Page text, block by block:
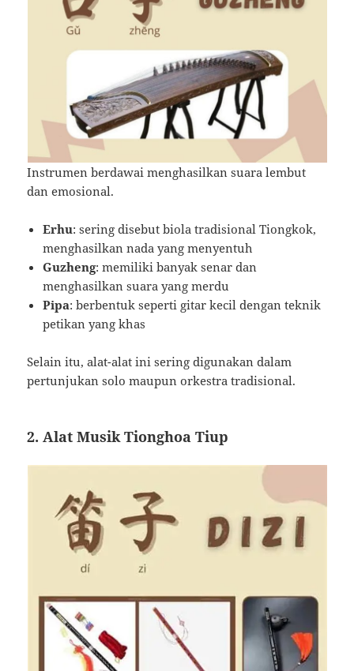
Instrumen berdawai menghasilkan suara lembut
dan emosional.
Erhu: sering disebut biola tradisional Tiongkok,
menghasilkan nada yang menyentuh
Guzheng: memiliki banyak senar dan
menghasilkan suara yang merdu
Pipa: berbentuk seperti gitar kecil dengan teknik
petikan yang khas
Selain itu, alat-alat ini sering digunakan dalam
pertunjukan solo maupun orkestra tradisional.
2. Alat Musik Tionghoa Tiup